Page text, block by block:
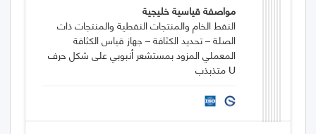
مواصفة قياسية خليجية
النفط الخام والمنتجات النفطية والمنتجات ذات
الصلة – تحديد الكثافة – جهاز قياس الكثافة
المعملي المزود بمستشعر أنبوبي على شكل حرف
U متذبذب